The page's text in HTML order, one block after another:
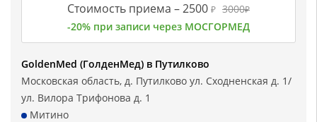
Стоимость приема –2500 ₽ 3000₽
-20% при записи через МОСГОРМЕД
GoldenMed (ГолденМед) в Путилково
Московская область, д. Путилково ул. Сходненская д. 1/
ул. Вилора Трифонова д. 1
Митино